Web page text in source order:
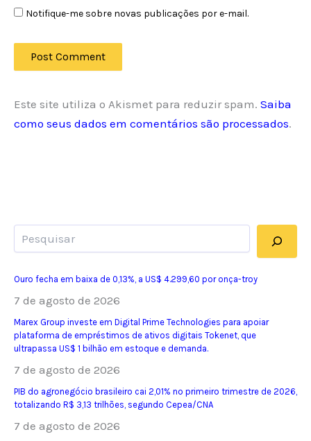
Notifique-me sobre novas publicações por e-mail.
Este site utiliza o Akismet para reduzir spam. Saiba
como seus dados em comentários são processados.
Ouro fecha em baixa de 0,13%, a US$ 4.299,60 por onça-troy
7 de agosto de 2026
Marex Group investe em Digital Prime Technologies para apoiar
plataforma de empréstimos de ativos digitais Tokenet, que
ultrapassa US$ 1 bilhão em estoque e demanda.
7 de agosto de 2026
PIB do agronegócio brasileiro cai 2,01% no primeiro trimestre de 2026,
totalizando R$ 3,13 trilhões, segundo Cepea/CNA
7 de agosto de 2026